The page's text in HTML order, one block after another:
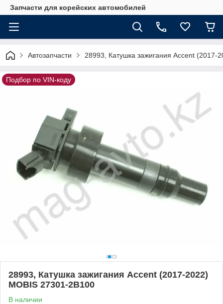
Запчасти для корейских автомобилей
Автозапчасти 28993, Катушка зажигания Accent (2017-
Подбор по VIN-коду
28993, Катушка зажигания Accent (2017-2022)
MOBIS 27301-2B100
В наличии